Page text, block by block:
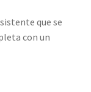
que se
con un